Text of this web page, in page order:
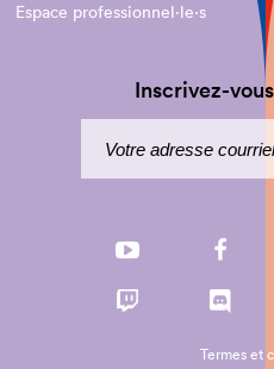
Espace professionnel·le⋅s
Inscrivez-
Termes et